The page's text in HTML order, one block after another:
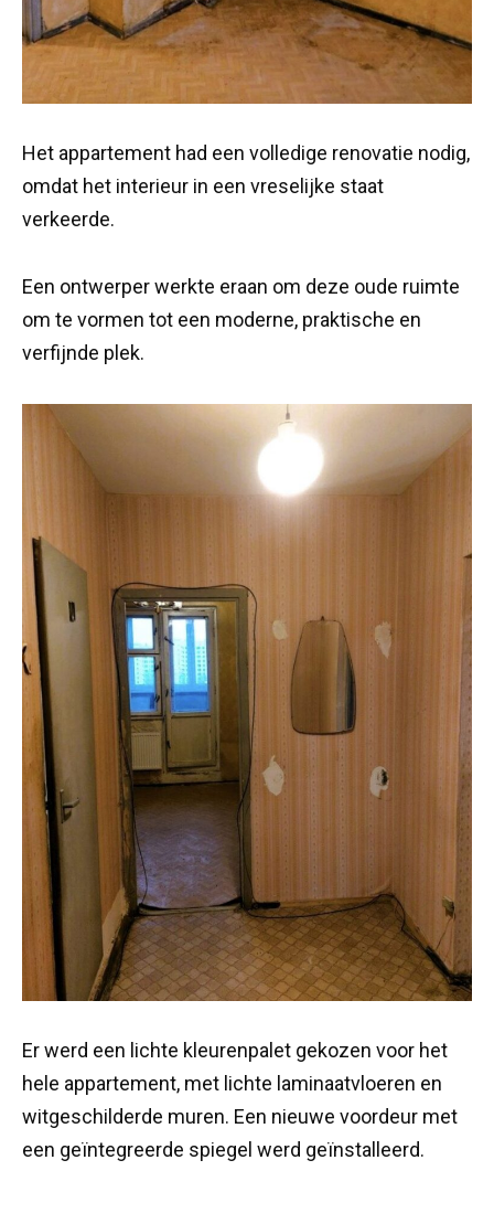
Het appartement had een volledige renovatie nodig,
omdat het interieur in een vreselijke staat
verkeerde.
Een ontwerper werkte eraan om deze oude ruimte
om te vormen tot een moderne, praktische en
verfijnde plek.
Er werd een lichte kleurenpalet gekozen voor het
hele appartement, met lichte laminaatvloeren en
witgeschilderde muren. Een nieuwe voordeur met
een geïntegreerde spiegel werd geïnstalleerd.